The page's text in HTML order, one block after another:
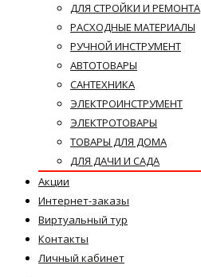
ДЛЯ СТРОЙКИ И РЕМОНТА
РАСХОДНЫЕ МАТЕРИАЛЫ
РУЧНОЙ ИНСТРУМЕНТ
АВТОТОВАРЫ
САНТЕХНИКА
ЭЛЕКТРОИНСТРУМЕНТ
ЭЛЕКТРОТОВАРЫ
ТОВАРЫ ДЛЯ ДОМА
ДЛЯ ДАЧИ И САДА
Акции
Интернет-заказы
Виртуальный тур
Контакты
Личный кабинет